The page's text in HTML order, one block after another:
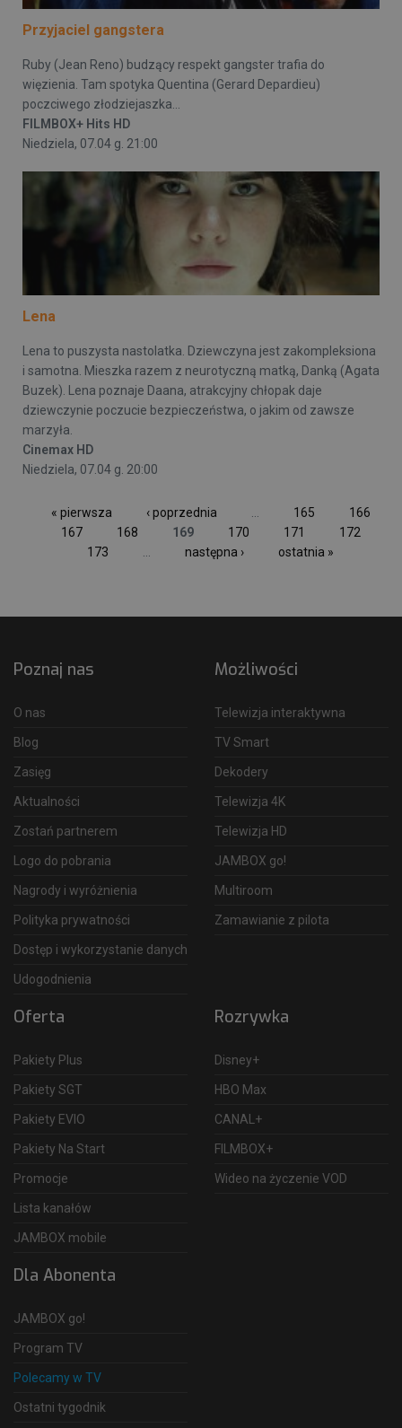
Przyjaciel gangstera
Ruby (Jean Reno) budzący respekt gangster trafia do
więzienia. Tam spotyka Quentina (Gerard Depardieu)
poczciwego złodziejaszka...
FILMBOX+ Hits HD
Niedziela, 07.04 g. 21:00
Lena
Lena to puszysta nastolatka. Dziewczyna jest zakompleksiona
i samotna. Mieszka razem z neurotyczną matką, Danką (Agata
Buzek). Lena poznaje Daana, atrakcyjny chłopak daje
dziewczynie poczucie bezpieczeństwa, o jakim od zawsze
marzyła.
Cinemax HD
Niedziela, 07.04 g. 20:00
« pierwsza ‹ poprzednia 165
166
167
168 169 170 171
172
173
następna › ostatnia »
Poznaj nas
O nas
Blog
Zasięg
Aktualności
Zostań partnerem
Logo do pobrania
Nagrody i wyróżnienia
Polityka prywatności
Dostęp i wykorzystanie danych
Udogodnienia
Możliwości
Telewizja interaktywna
TV Smart
Dekodery
Telewizja 4K
Telewizja HD
JAMBOX go!
Multiroom
Zamawianie z pilota
Oferta
Pakiety Plus
Pakiety SGT
Pakiety EVIO
Pakiety Na Start
Promocje
Lista kanałów
JAMBOX mobile
Rozrywka
Disney+
HBO Max
CANAL+
FILMBOX+
Wideo na życzenie VOD
Dla Abonenta
JAMBOX go!
Program TV
Polecamy w TV
Ostatni tygodnik